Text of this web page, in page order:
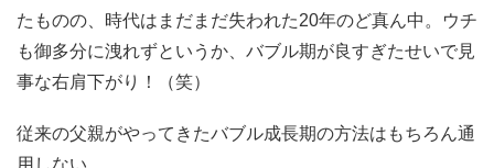
たものの、時代はまだまだ失われた20年のど真ん中。ウチ
も御多分に洩れずというか、バブル期が良すぎたせいで見
事な右肩下がり！（笑）
従来の父親がやってきたバブル成長期の方法はもちろん通
用しない、